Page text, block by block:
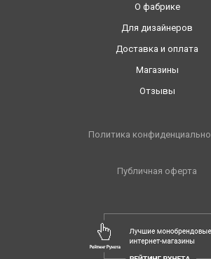
О фабрике
Для дизайнеров
Доставка и оплата
Магазины
Отзывы
Политика
Публичная оферта